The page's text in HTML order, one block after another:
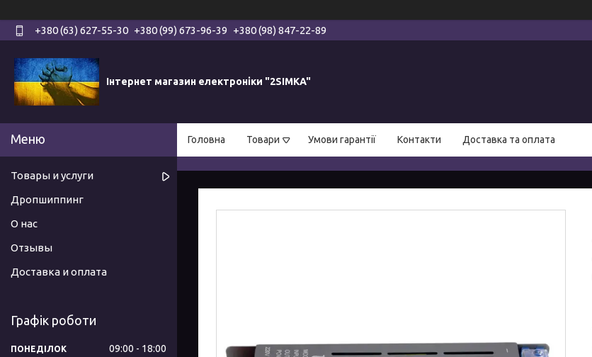
+380 (63) 627-55-30 +380 (99) 673-96-39 +380 (98) 847-22-89
Інтернет магазин електроніки "2SIMKA"
Головна Товари Умови гарантії Контакти Доставка та оплата
Товары и услуги
Дропшиппинг
О нас
Отзывы
Доставка и оплата
Графік роботи
ПОНЕДІЛОК 09:00 18:00